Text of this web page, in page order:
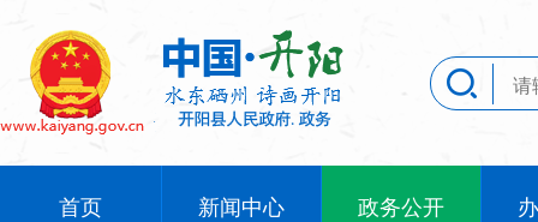
首页 新闻中心 政务公开